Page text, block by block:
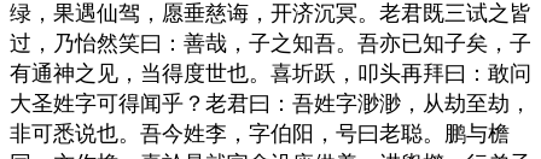
绿，果遇仙驾，愿垂慈诲，开济沉冥。老君既三试之皆
过，乃怡然笑曰：善哉，子之知吾。吾亦已知子矣，子
有通神之见，当得度世也。喜圻跃，叩头再拜曰：敢问
大圣姓字可得闻乎？老君曰：吾姓字渺渺，从劫至劫，
非可悉说也。吾今姓李，字伯阳，号曰老聪。鹏与檐